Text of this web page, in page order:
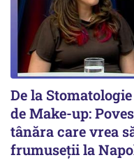
De la
de Make-up:
tânăra care vrea
frumuseții la